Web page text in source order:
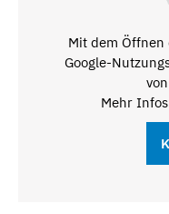
Mit dem
Google-
Mehr